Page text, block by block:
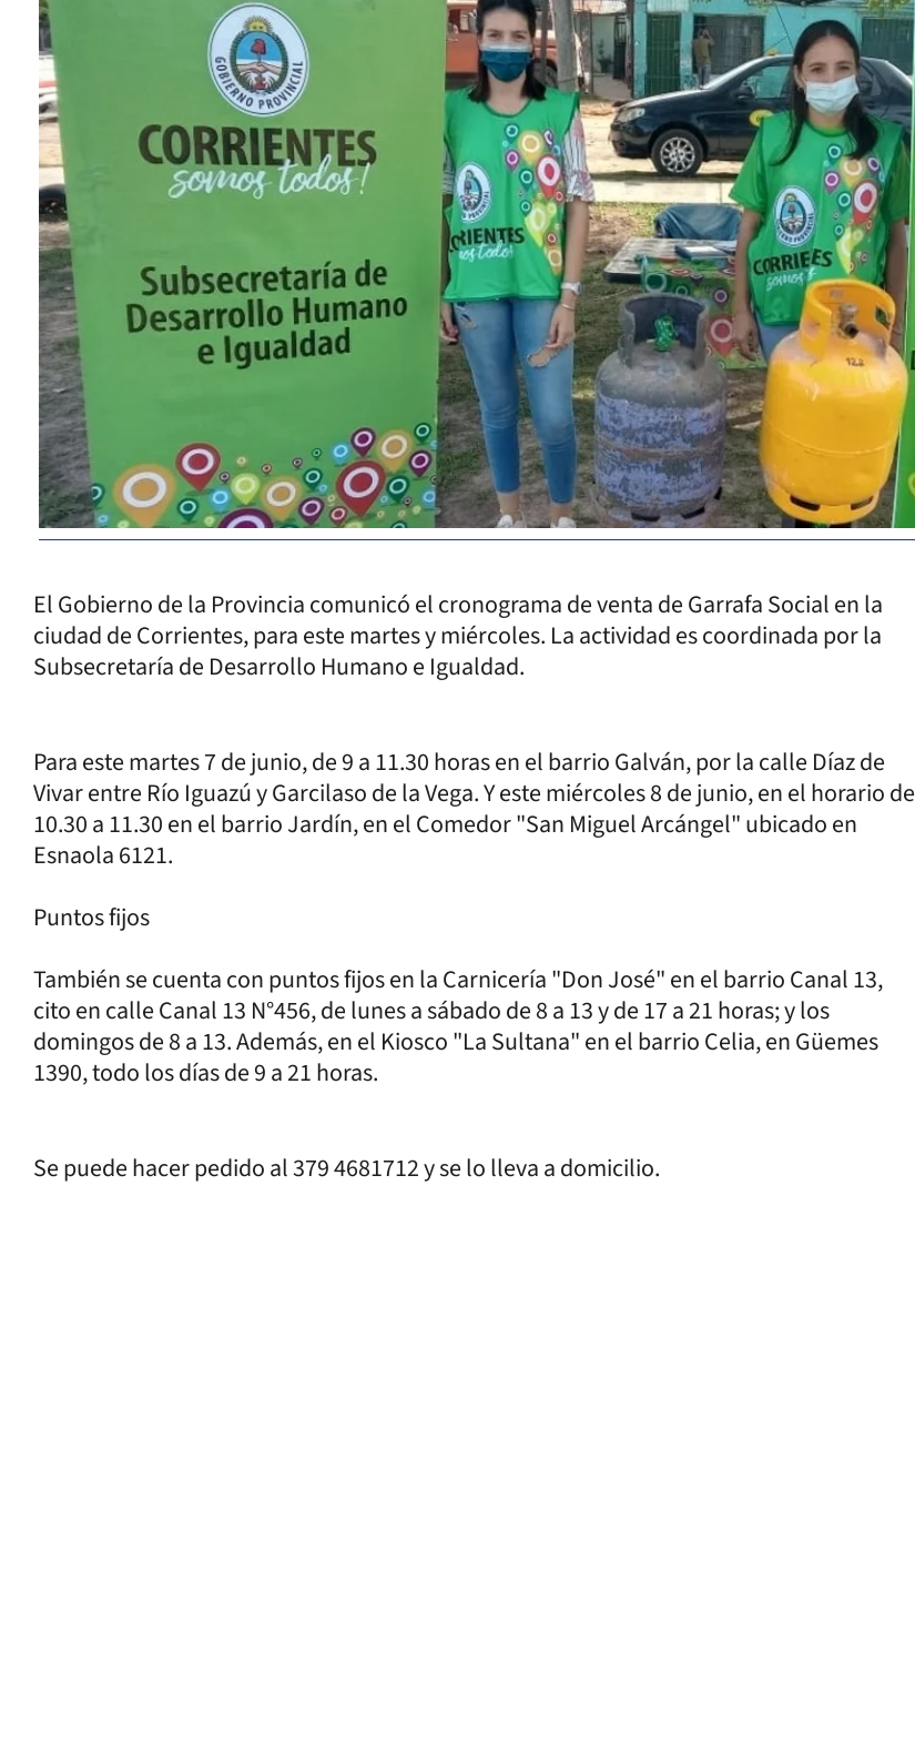
El Gobierno de la Provincia comunicó el cronograma de venta de Garrafa Social en la
ciudad de Corrientes, para este martes y miércoles. La actividad es coordinada por la
Subsecretaría de Desarrollo Humano e Igualdad.
Para este martes 7 de junio, de 9 a 11.30 horas en el barrio Galván, por la calle Díaz de
Vivar entre Río Iguazú y Garcilaso de la Vega. Y este miércoles 8 de junio, en el horario de
10.30 a 11.30 en el barrio Jardín, en el Comedor "San Miguel Arcángel" ubicado en
Esnaola 6121.
Puntos fijos
También se cuenta con puntos fijos en la Carnicería "Don José" en el barrio Canal 13,
cito en calle Canal 13 N°456, de lunes a sábado de 8 a 13 y de 17 a 21 horas; y los
domingos de 8 a 13. Además, en el Kiosco "La Sultana" en el barrio Celia, en Güemes
1390, todo los días de 9 a 21 horas.
Se puede hacer pedido al 379 4681712 y se lo lleva a domicilio.